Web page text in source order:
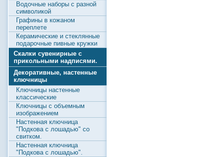
Водочные наборы с разной
символикой
Графины в кожаном
переплете
Керамические и стеклянные
подарочные пивные кружки
Скалки сувенирные с
прикольными надписями.
Декоративные, настенные
ключницы
Ключницы настенные
классические
Ключницы с объемным
изображением
Настенная ключница
"Подкова с лошадью" со
свитком.
Настенная ключница
"Подкова с лошадью".